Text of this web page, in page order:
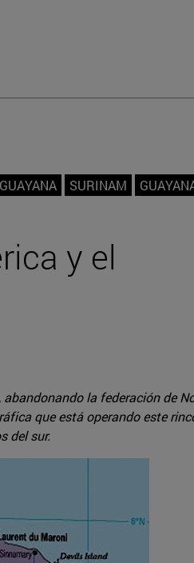
GUAYANA SURINAM
y el
la federación de
que está operando este
del sur.